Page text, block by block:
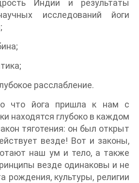
Индии и результаты
исследований йоги
расслабление.
что йога пришла к нам с
находятся глубоко в каждом
тяготения: он был открыт
везде! Вот и законы,
наш ум и тело, а также
везде одинаковы и не
рождения, культуры, религии